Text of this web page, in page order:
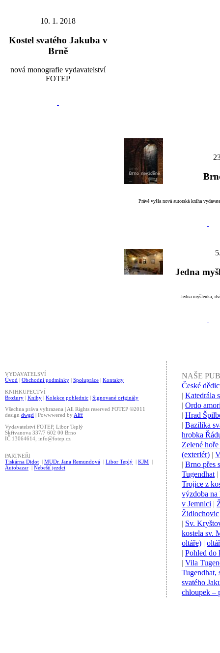
10. 1. 2018
Kostel svatého Jakuba v
Brně
nová monografie vydavatelství
FOTEP
Právě vyšla nová autorská kniha
Jedna
Jedna myšlenka,
NAŠE
České
| Katedrála
| Ordo
| Hrad
| Bazilika
hrobka
Zelené
(exteriér) |
| Brno přes
Tugendhat|
Trojice z
výzdoba
v Jemnici |
Židlochovic
| Sv.
kostela sv.
oltáře) |
| Pohled do
| Vila
Tugendhat,
svatého
chloupek –
VYDAVATELSVÍ
Úvod
Obchodní podmínky Spolupráce
Kontakty
KNIHKUPECTVÍ
Brožury
Knihy Kolekce pohlednic
Signované originály
Všechna práva vyhrazena | All Rights reserved FOTEP ©2011
design dwgd | Powwwered byAlff
Vydavatelství FOTEP, Libor Teplý
Skřivanova 337/7 602 00 Brno
IČ 13064614, info@fotep.cz
PARTNEŘI
Tiskárna Didot
MUDr. Jana Remundová Libor Teplý KJM
Autobazar
Nebeští jezdci